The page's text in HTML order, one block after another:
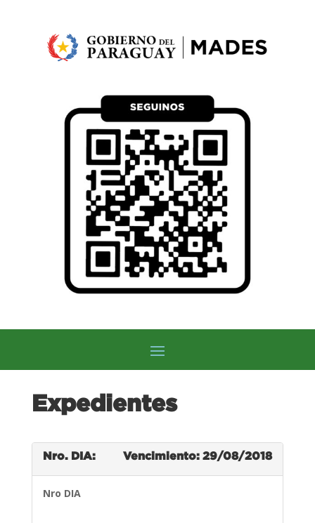
Expedientes
Nro. DIA: Vencimiento: 29/08/2018
Nro DIA